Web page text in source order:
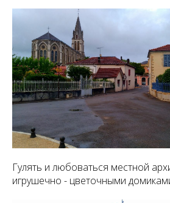
Гулять и любоваться местной
игрушечно - цветочными